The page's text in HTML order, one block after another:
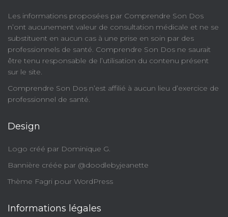
​Les informations proposées par Comprendre Son Dos
n’ont aucunement valeur de consultation médicale et ne se
substituent en aucun cas à une prise en soin par des
professionnels de santé. Comprendre Son Dos ne saurait
être tenu responsable de l’utilisation du contenu présent
sur le site.
Comprendre Son Dos n’est affilié à aucun lieu d’exercice de
professionnel de santé.
Design
Logo créé par Dominique G.
Bannière créée par @doodlebyjeanette
Thème Fagri pour WordPress
Informations légales